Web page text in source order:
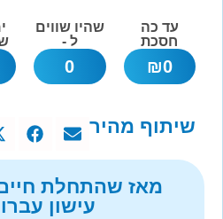
עד כה
חסכת
0
₪
שהיו שווים
ל -
0
שיתוף מהיר
מאז שהתחלת
עישון